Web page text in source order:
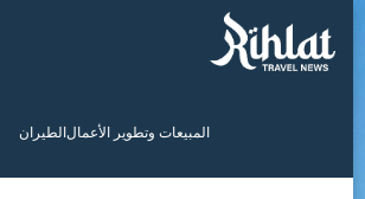
المبيعات وتطوير الأعمال الطيران